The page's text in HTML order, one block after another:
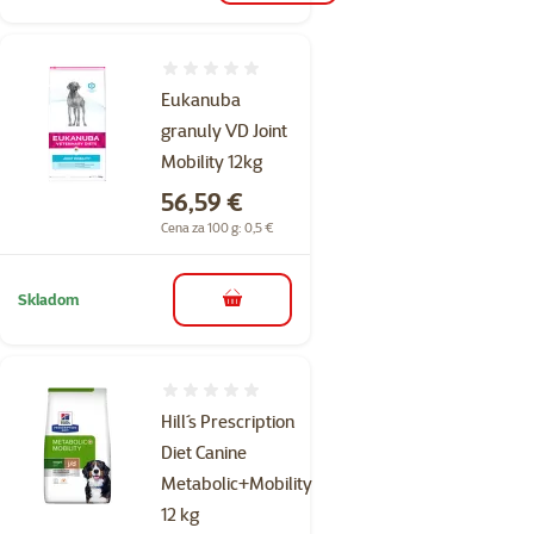
Eukanuba
granuly VD Joint
Mobility 12kg
Cena
56,59 €
Cena za 100 g: 0,5 €
Skladom do košíka
Hill´s Prescription
Diet Canine
Metabolic+Mobility
12 kg